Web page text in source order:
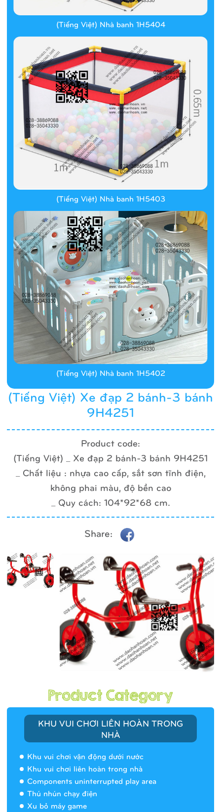
KHU VUI CHƠI LIÊN HOÀN TRONG
NHÀ
Khu vui chơi vận động dưới nước
Khu vui chơi liên hoàn trong nhà
Components uninterrupted play area
Thú nhún chạy điện
Xu bỏ máy game
(Tiếng Việt) Xe đạp 2 bánh-3 bánh
9H4251
Product code:
(Tiếng Việt) _ Xe đạp 2 bánh-3 bánh 9H4251
_ Chất liệu : nhựa cao cấp, sắt sơn tĩnh điện,
không phai màu, độ bền cao
_ Quy cách: 104*92*68 cm.
Share:
(Tiếng Việt) Nhà banh 1H5404
(Tiếng Việt) Nhà banh 1H5403
(Tiếng Việt) Nhà banh 1H5402